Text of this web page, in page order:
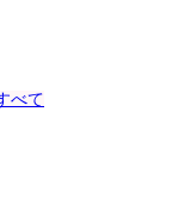
べて